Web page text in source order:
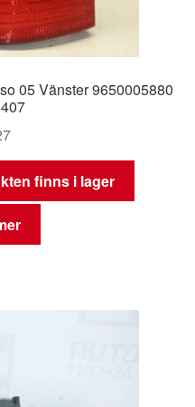
05 Vänster 9650005880
finns i lager